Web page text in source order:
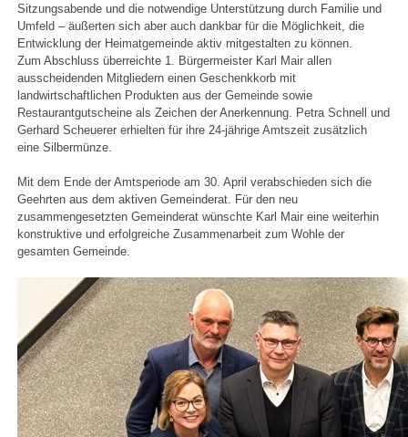
Sitzungsabende und die notwendige Unterstützung durch Familie und
Umfeld – äußerten sich aber auch dankbar für die Möglichkeit, die
Entwicklung der Heimatgemeinde aktiv mitgestalten zu können.
Zum Abschluss überreichte 1. Bürgermeister Karl Mair allen
ausscheidenden Mitgliedern einen Geschenkkorb mit
landwirtschaftlichen Produkten aus der Gemeinde sowie
Restaurantgutscheine als Zeichen der Anerkennung. Petra Schnell und
Gerhard Scheuerer erhielten für ihre 24-jährige Amtszeit zusätzlich
eine Silbermünze.
Mit dem Ende der Amtsperiode am 30. April verabschieden sich die
Geehrten aus dem aktiven Gemeinderat. Für den neu
zusammengesetzten Gemeinderat wünschte Karl Mair eine weiterhin
konstruktive und erfolgreiche Zusammenarbeit zum Wohle der
gesamten Gemeinde.